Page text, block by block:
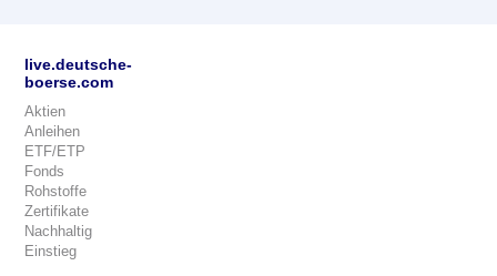
live.deutsche-
boerse.com
Aktien
Anleihen
ETF/ETP
Fonds
Rohstoffe
Zertifikate
Nachhaltig
Einstieg